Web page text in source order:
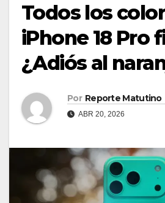
Todos los
iPhone 18 Pro
¿Adiós al
Por Reporte Matutino
ABR 20, 2026